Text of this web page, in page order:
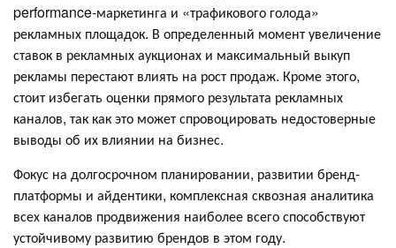
performance-маркетинга и «трафикового голода»
рекламных площадок. В определенный момент увеличение
ставок в рекламных аукционах и максимальный выкуп
рекламы перестают влиять на рост продаж. Кроме этого,
стоит избегать оценки прямого результата рекламных
каналов, так как это может спровоцировать недостоверные
выводы об их влиянии на бизнес.
Фокус на долгосрочном планировании, развитии бренд-
платформы и айдентики, комплексная сквозная аналитика
всех каналов продвижения наиболее всего способствуют
устойчивому развитию брендов в этом году.